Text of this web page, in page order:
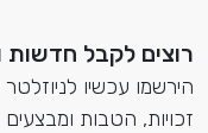
רוצים לקבל חדשות
הירשמו עכשיו
זכויות, הטבות